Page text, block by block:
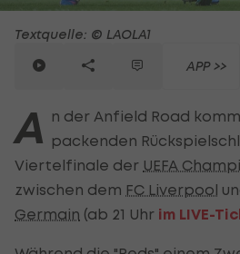
Textquelle: © LAOLA1
APP >>
A n der Anfield Road
packenden
Viertelfinale der UEFA
zwischen dem FC Liverpool
Germain (ab 21 Uhr im LIVE-